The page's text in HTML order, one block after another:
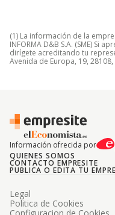
(1) La información de la
INFORMA D&B S.A. (SME) Si
dirígete acreditando tu
Avenida de Europa, 19,
Información ofrecida por
QUIENES SOMOS
CONTACTO EMPRESITE
PUBLICA O EDITA TU
Legal
Politica de Cookies